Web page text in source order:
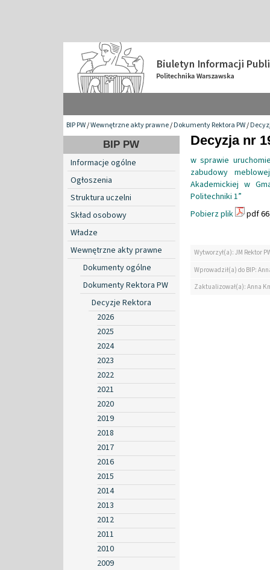
BIP PW/Wewnętrzne akty prawne/Dokumenty Rektora PW/
BIP PW
Informacje ogólne
Ogłoszenia
Struktura uczelni
Skład osobowy
Władze
Wewnętrzne akty prawne
Dokumenty ogólne
Dokumenty Rektora PW
Decyzje Rektora
2026
2025
2024
2023
2022
2021
2020
2019
2018
2017
2016
2015
2014
2013
2012
2011
2010
2009
Decyzja nr
w sprawie
zabudowy
Akademickiej w
Politechniki 1”
Pobierz plik
pdf
Wytworzył(a): JM Rektor
Wprowadził(a) do BIP:
Zaktualizował(a): Anna